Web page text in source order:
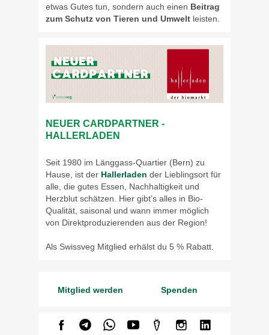
etwas Gutes tun, sondern auch einen Beitrag
zum Schutz von Tieren und Umwelt leisten.
NEUER CARDPARTNER -
HALLERLADEN
Seit 1980 im Länggass-Quartier (Bern) zu
Hause, ist der Hallerladen der Lieblingsort für
alle, die gutes Essen, Nachhaltigkeit und
Herzblut schätzen. Hier gibt’s alles in Bio-
Qualität, saisonal und wann immer möglich
von Direktproduzierenden aus der Region!
Als Swissveg Mitglied erhälst du 5 % Rabatt.
Mitglied werden Spenden